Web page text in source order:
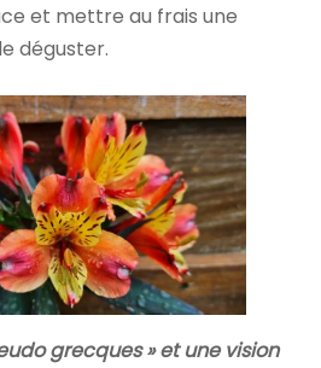
et mettre au frais une
déguster.
grecques » et une vision